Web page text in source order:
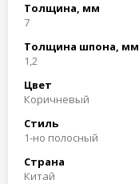
Толщина, мм
7
Толщина шпона, мм
1,2
Цвет
Коричневый
Стиль
1-но полосный
Страна
Китай